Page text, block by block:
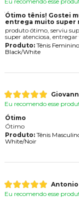
Ótimo tênis! Gostei
entrega muito super
produto ótimo, serviu
super atenciosa,
Produto:Tênis
Black/White
Eu recomendo esse
Ótimo
Ótimo
Produto:Tênis
White/Noir
Antonio
Eu recomendo esse